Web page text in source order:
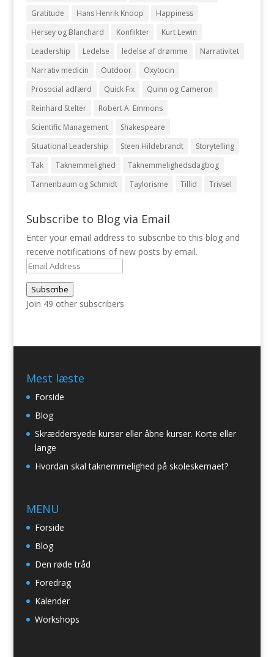
Gratitude
Hans Henrik Knoop
Happiness
Hersey og Blanchard
Konflikter
Kurt Lewin
Leadership
Ledelse ledelse af drømme
Narrativitet
Narrativ medicin
Outdoor
Oxytocin
Prosocial adfærd
Quick Fix
Quinn og Cameron
Reinhard Stelter
Robert A. Emmons
Scientific Management
Shakespeare
Situational Leadership
Steen Hildebrandt
Storytelling
Tak
Taknemmelighed
Taknemmelighedsdagbog
Tannenbaum og Schmidt
Taylorisme Tillid Trivsel
Subscribe to Blog via Email
Enter your email address to subscribe to this blog and
receive notifications of new posts by email.
Email
Subscribe
Join 49 other subscribers
Mest læste
Forside
Blog
Skræddersyede kurser eller åbne kurser. Korte eller
lange
Hvordan skal taknemmelighed på skoleskemaet?
MENU
Forside
Blog
Den røde tråd
Foredrag
Kalender
Workshops